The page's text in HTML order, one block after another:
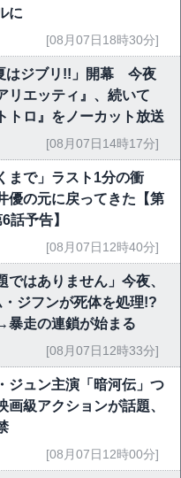
に
[08月07日18時30分]
はジブリ!!」開幕 今夜
リエッティ』、続いて
トロ』をノーカット放送
[08月07日14時17分]
まで」ラスト1分の衝
優の元に戻ってきた【第
話予告】
[08月07日12時40分]
ではありません」今夜、
ジフンが死体を処理!?
走の連鎖が始まる
[08月07日12時33分]
ジュン主演「暗河伝」つ
画級アクションが話題、
[08月07日12時00分]